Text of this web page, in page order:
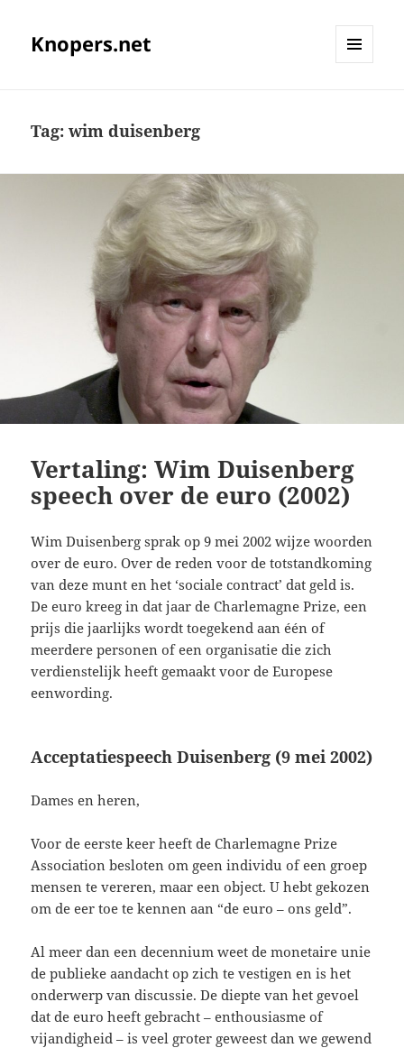
Knopers.net
Tag:wim duisenberg
Vertaling: Wim Duisenberg
speech over de euro (2002)
Wim Duisenberg sprak op 9 mei 2002 wijze woorden
over de euro. Over de reden voor de totstandkoming
van deze munt en het ‘sociale contract’ dat geld is.
De euro kreeg in dat jaar de Charlemagne Prize, een
prijs die jaarlijks wordt toegekend aan één of
meerdere personen of een organisatie die zich
verdienstelijk heeft gemaakt voor de Europese
eenwording.
Acceptatiespeech Duisenberg (9 mei 2002)
Dames en heren,
Voor de eerste keer heeft de Charlemagne Prize
Association besloten om geen individu of een groep
mensen te vereren, maar een object. U hebt gekozen
om de eer toe te kennen aan “de euro – ons geld”.
Al meer dan een decennium weet de monetaire unie
de publieke aandacht op zich te vestigen en is het
onderwerp van discussie. De diepte van het gevoel
dat de euro heeft gebracht – enthousiasme of
vijandigheid – is veel groter geweest dan we gewend